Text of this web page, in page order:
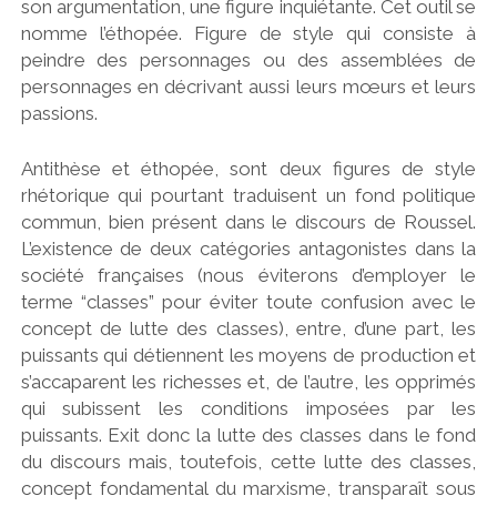
son argumentation, une figure inquiétante. Cet outil se
nomme l’éthopée. Figure de style qui consiste à
peindre des personnages ou des assemblées de
personnages en décrivant aussi leurs mœurs et leurs
passions.
Antithèse et éthopée, sont deux figures de style
rhétorique qui pourtant traduisent un fond politique
commun, bien présent dans le discours de Roussel.
L’existence de deux catégories antagonistes dans la
société françaises (nous éviterons d’employer le
terme “classes” pour éviter toute confusion avec le
concept de lutte des classes), entre, d’une part, les
puissants qui détiennent les moyens de production et
s’accaparent les richesses et, de l’autre, les opprimés
qui subissent les conditions imposées par les
puissants. Exit donc la lutte des classes dans le fond
du discours mais, toutefois, cette lutte des classes,
concept fondamental du marxisme, transparaît sous